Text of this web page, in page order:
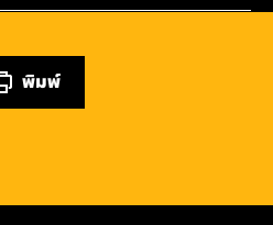
พิมพ์